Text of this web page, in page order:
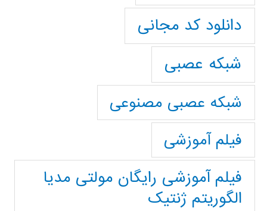
دانلود کد مجانی
شبکه عصبی
شبکه عصبی مصنوعی
فیلم آموزشی
فیلم آموزشی رایگان مولتی مدیا
الگوریتم ژنتیک